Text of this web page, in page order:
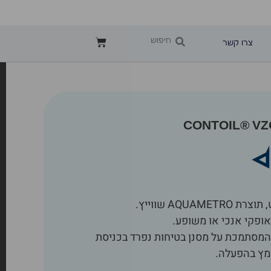
צרו קשר
תוצרתAQUAMETROשווייץ.
אנכי או משופע.
על מסנן בטיחות נפרד בכניסת
בהפעלה.